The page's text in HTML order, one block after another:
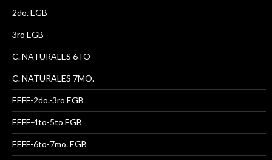
2do. EGB
3ro EGB
C. NATURALES 6TO
C. NATURALES 7MO.
EEFF-2do.-3ro EGB
EEFF-4to-5to EGB
EEFF-6to-7mo. EGB